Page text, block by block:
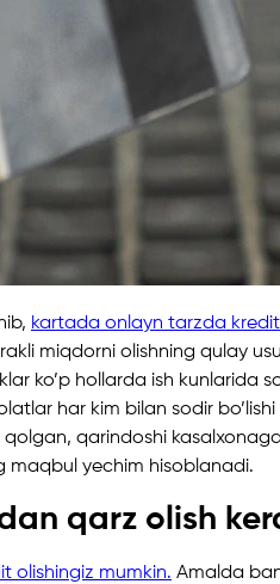
kartada onlayn tarzda kredit
miqdorni olishning qulay
ko’p hollarda ish kunlarida
har kim bilan sodir
qarindoshi
maqbul yechim hisoblanadi.
qarz olish
olishingiz mumkin. Amalda